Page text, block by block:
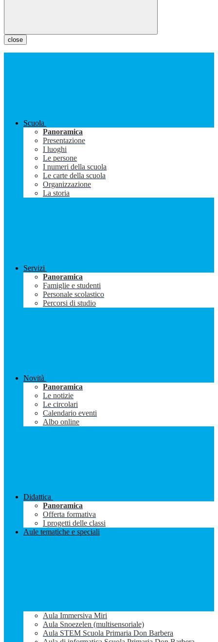
close
Scuola
Panoramica
Presentazione
I luoghi
Le persone
I numeri della scuola
Le carte della scuola
Organizzazione
La storia
Servizi
Panoramica
Famiglie e studenti
Personale scolastico
Percorsi di studio
Novità
Panoramica
Le notizie
Le circolari
Calendario eventi
Albo online
Didattica
Panoramica
Offerta formativa
I progetti delle classi
Aule tematiche e speciali
Aula Immersiva Miri
Aula Snoezelen (multisensoriale)
Aula STEM Scuola Primaria Don Barbera